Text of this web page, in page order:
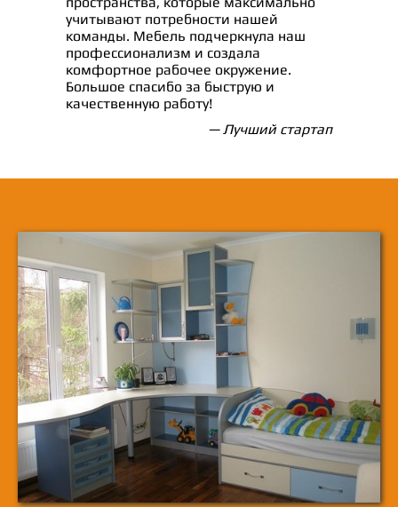
учитывают потребности нашей
команды. Мебель подчеркнула наш
профессионализм и создала
комфортное рабочее окружение.
Большое спасибо за быструю и
качественную работу!
— Лучший стартап